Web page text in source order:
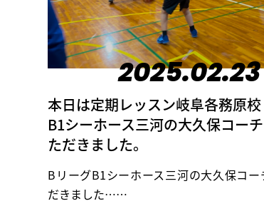
2025.02.23
本日は定期レッスン岐阜各務原
B1シーホース三河の大久保コー
ただきました。
BリーグB1シーホース三河の大久保コー
だきました……